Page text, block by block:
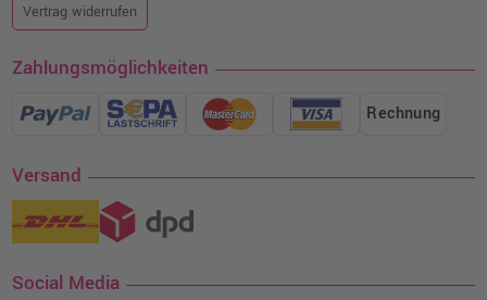
Vertrag widerrufen
Zahlungsmöglichkeiten
Rechnung
Versand
Social Media